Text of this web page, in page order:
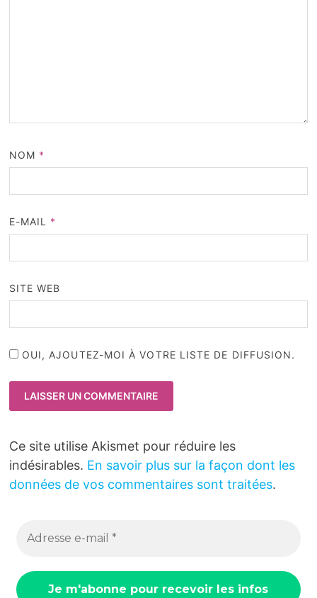
NOM *
E-MAIL *
SITE WEB
OUI, AJOUTEZ-MOI À VOTRE LISTE DE DIFFUSION.
Ce site utilise Akismet pour réduire les
indésirables. En savoir plus sur la façon dont les
données de vos commentaires sont traitées.